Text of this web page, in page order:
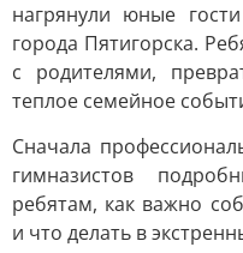
нагрянули юные
города Пятигорска.
с родителями,
теплое семейное
Сначала
гимназистов
ребятам, как важно
и что делать в